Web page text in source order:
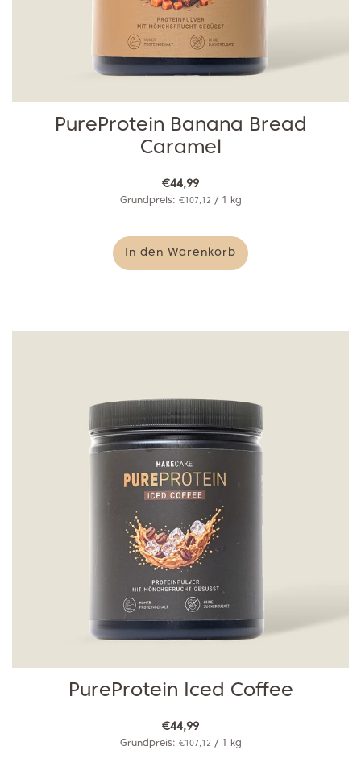
PureProtein Banana Bread
Caramel
€44,99
Grundpreis: €107,12 / kg
In den Warenkorb
PureProtein Iced Coffee
€44,99
Grundpreis: €107,12 / kg